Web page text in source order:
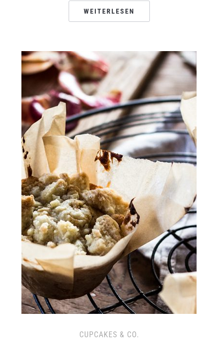
WEITERLESEN
CUPCAKES & CO.